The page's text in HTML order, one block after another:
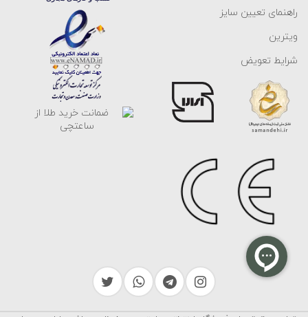
راهنمای تعیین سایز
ویترین
شرایط تعویض